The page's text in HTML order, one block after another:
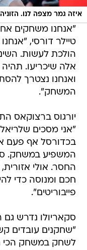
איזה גמר מצפה לנו.
"אנחנו משחקים
טיילר דורסי,
הולכת לעשות.
אלה שיכריעו.
ואנחנו נצטרך
המשחק".
יורגוס ברצוקאס
"אני מסכים
בכדורסל אף פעם
המשפיע במשחק.
החסר. אולי
חכם ומנוסה כדי
פייבוריטים".
סקאריולו נדרש גם
"שחקנים עובדים
לשחק במשחק הכי